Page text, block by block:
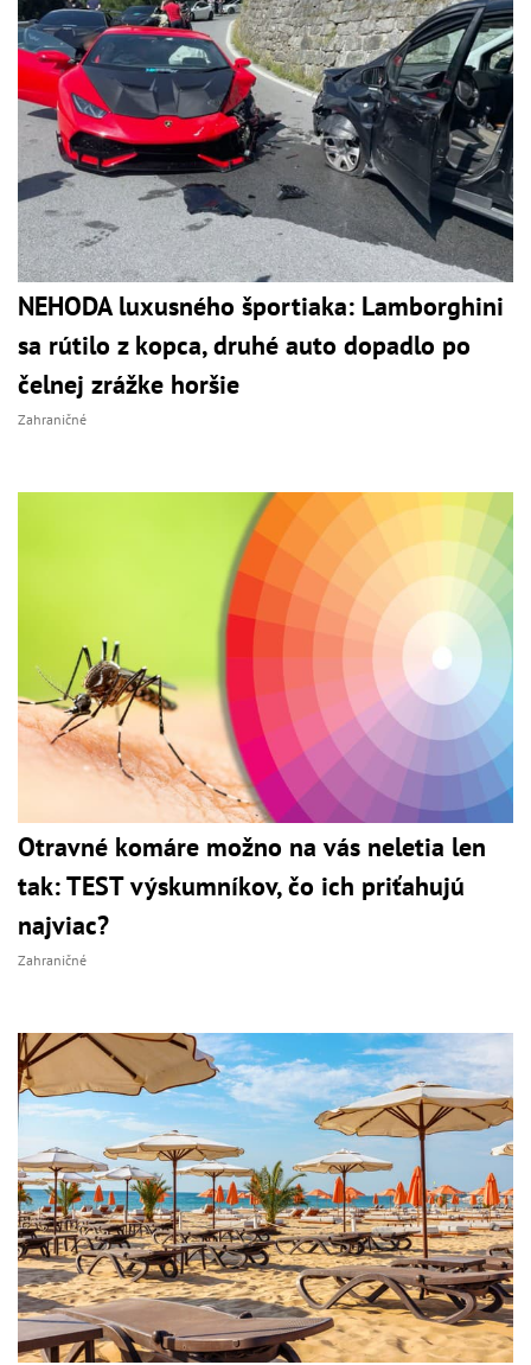
NEHODA luxusného športiaka: Lamborghini
sa rútilo z kopca, druhé auto dopadlo po
čelnej zrážke horšie
Zahraničné
Otravné komáre možno na vás neletia len
tak: TEST výskumníkov, čo ich priťahujú
najviac?
Zahraničné